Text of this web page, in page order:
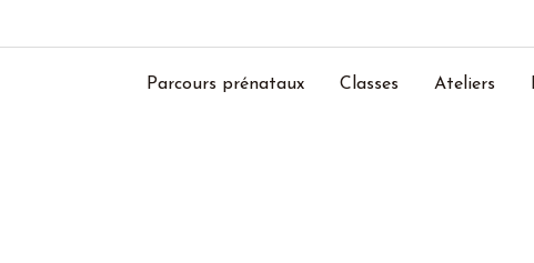
Parcours prénataux Classes Ateliers